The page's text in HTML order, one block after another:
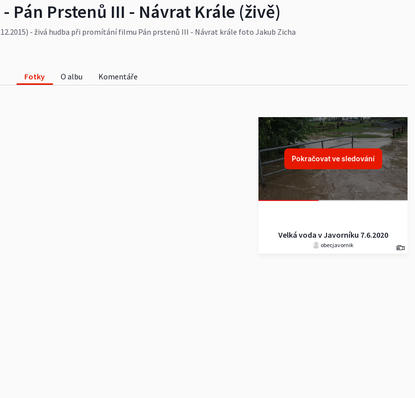
Pán Prstenů III - Návrat Krále (živě)
- živá hudba při promítání filmu Pán prstenů III - Návrat krále foto Jakub Zicha
Fotky O albu Komentáře
Pokračovat ve sledování
Velká voda v Javorníku 7.6.2020
obecjavornik